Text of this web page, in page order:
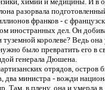
разорвала
франков - с
иностранных дел. Он
королеве? Ведь
было превратить его в
генерала Дюшена.
отрядов, остров
два министра - вожди
Там, в плену, она и умерла в